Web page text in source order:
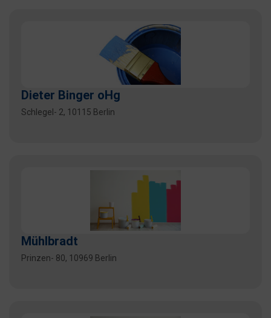
Dieter Binger oHg
Schlegel- 2, 10115 Berlin
Mühlbradt
Prinzen- 80, 10969 Berlin